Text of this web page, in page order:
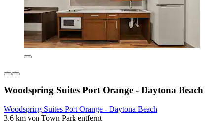
Woodspring Suites Port Orange - Daytona Beach
Woodspring Suites Port Orange - Daytona Beach
3,6 km von Town Park entfernt